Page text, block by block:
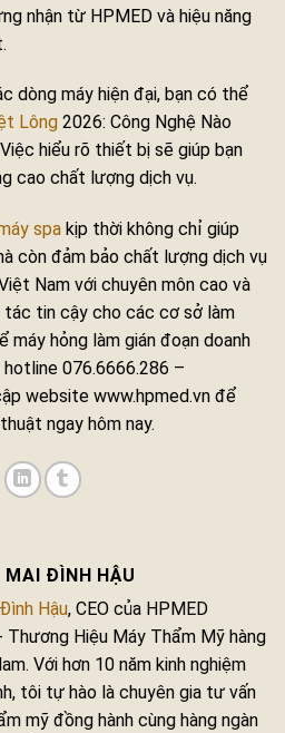
nhận từ HPMED và hiệu năng
dòng máy hiện đại, bạn có thể
Lông 2026: Công Nghệ Nào
hiểu rõ thiết bị sẽ giúp bạn
cao chất lượng dịch vụ.
spa kịp thời không chỉ giúp
còn đảm bảo chất lượng dịch vụ
Nam với chuyên môn cao và
tác tin cậy cho các cơ sở làm
hỏng làm gián đoạn doanh
hotline 076.6666.286 –
website www.hpmed.vn để
ngay hôm nay.
MAI ĐÌNH HẬU
Hậu, CEO của HPMED
Thương Hiệu Máy Thẩm Mỹ hàng
Với hơn 10 năm kinh nghiệm
tôi tự hào là chuyên gia tư vấn
mỹ đồng hành cùng hàng ngàn